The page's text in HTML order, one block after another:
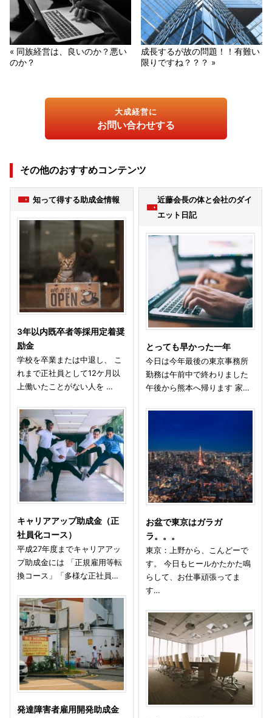
« 同族経営は、良いのか？悪い
のか？
成長するが故の問題！！有難い
限りですね？？？ »
大成経営に
お問い合わせする
その他のおすすめコンテンツ
知って得する助成金情報
3年以内既卒者等採用定着奨
励金
学校を卒業または中退し、 こ
れまで正社員として12ケ月以
上働いたことがない人を …
キャリアアップ助成金（正
社員化コース）
平成27年度までキャリアアッ
プ助成金には 「正規雇用等転
換コース」「多様な正社員…
発達障害者雇用開発助成金
近藤会長の体と会社のダイ
エット日記
とっても早かった一年
今日は今年最後の東京事務所
勤務は午前中で終わりました
午後から熊本へ帰ります 家…
お盆で東京はガラガ
ラ。。。
東京：上野から、こんどーで
す。 今日もヒールかたかた鳴
らして、お仕事頑張ってま
す…